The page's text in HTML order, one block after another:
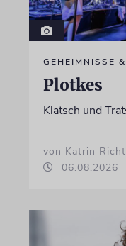
GEHEIMNISSE
Plotkes
Klatsch und
von Katrin
06.08.2026